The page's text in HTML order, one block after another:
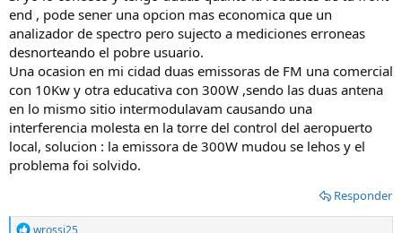
end , pode sener una opcion mas economica que un
analizador de spectro pero sujecto a mediciones erroneas
desnorteando el pobre usuario.
Una ocasion en mi cidad duas emissoras de FM una comercial
con 10Kw y otra educativa con 300W ,sendo las duas antena
en lo mismo sitio intermodulavam causando una
interferencia molesta en la torre del control del aeropuerto
local, solucion : la emissora de 300W mudou se lehos y el
problema foi solvido.
Responder
R
wrossi25